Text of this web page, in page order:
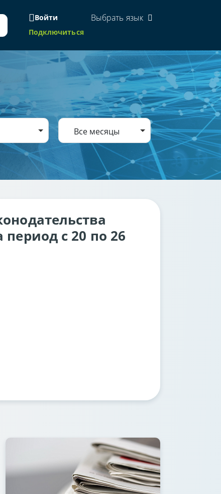
Войти
Подключиться
Выбрать язык
Все месяцы
период с 20 по 26